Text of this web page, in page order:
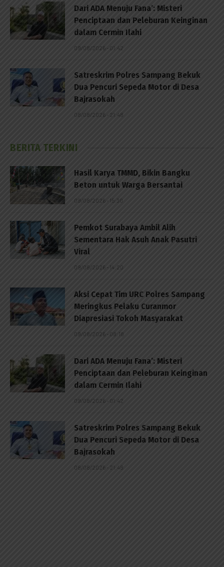
Dari ADA Menuju Fana’: Misteri
Penciptaan dan Peleburan Keinginan
dalam Cermin Ilahi
09/08/2026 - 01:42
Satreskrim Polres Sampang Bekuk
Dua Pencuri Sepeda Motor di Desa
Bajrasokah
08/08/2026 - 21:48
BERITA TERKINI
Hasil Karya TMMD, Bikin Bangku
Beton untuk Warga Bersantai
09/08/2026 - 15:30
Pemkot Surabaya Ambil Alih
Sementara Hak Asuh Anak Pasutri
Viral
09/08/2026 - 14:20
Aksi Cepat Tim URC Polres Sampang
Meringkus Pelaku Curanmor
Diapresiasi Tokoh Masyarakat
09/08/2026 - 08:18
Dari ADA Menuju Fana’: Misteri
Penciptaan dan Peleburan Keinginan
dalam Cermin Ilahi
09/08/2026 - 01:42
Satreskrim Polres Sampang Bekuk
Dua Pencuri Sepeda Motor di Desa
Bajrasokah
08/08/2026 - 21:48